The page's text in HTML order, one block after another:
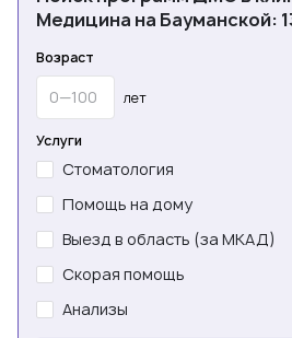
Медицина на Бауманской:
Возраст
лет
Услуги
Стоматология
Помощь на дому
Выезд в область (за МКАД)
Скорая помощь
Анализы